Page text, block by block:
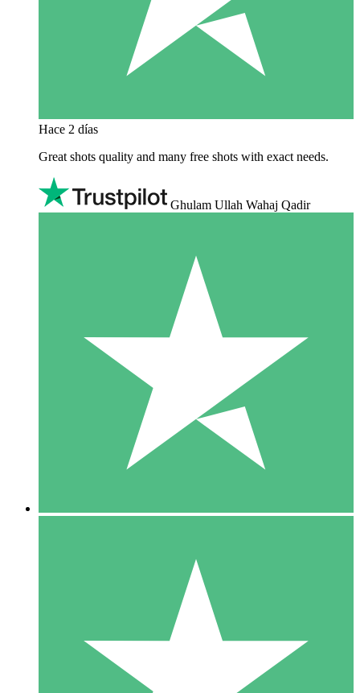
Hace 2 días
Great shots quality and many free shots with exact needs.
Ghulam Ullah Wahaj Qadir